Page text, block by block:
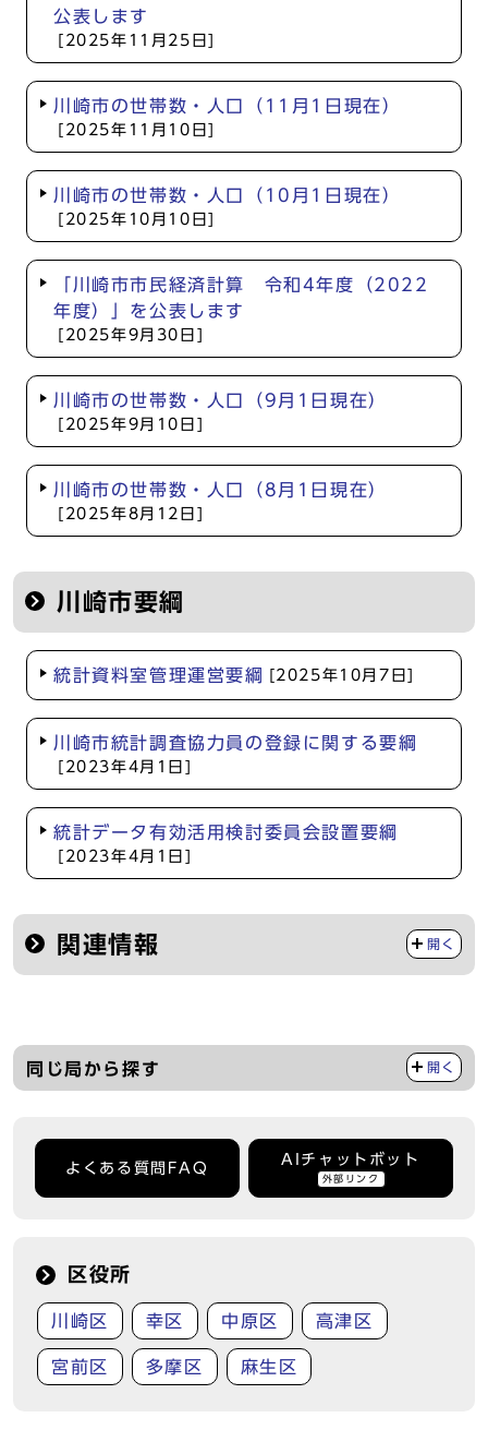
公表します
[2025年11月25日]
川崎市の世帯数・人口（11月1日現在）
[2025年11月10日]
川崎市の世帯数・人口（10月1日現在）
[2025年10月10日]
「川崎市市民経済計算 令和4年度（2022
年度）」を公表します
[2025年9月30日]
川崎市の世帯数・人口（9月1日現在）
[2025年9月10日]
川崎市の世帯数・人口（8月1日現在）
[2025年8月12日]
川崎市要綱
統計資料室管理運営要綱 [2025年10月7日]
川崎市統計調査協力員の登録に関する要綱
[2023年4月1日]
統計データ有効活用検討委員会設置要綱
[2023年4月1日]
関連情報 開く
同じ局から探す 開く
よくある質問FAQ
AIチャットボット
外部リンク
区役所
川崎区 幸区 中原区 高津区
宮前区 多摩区 麻生区